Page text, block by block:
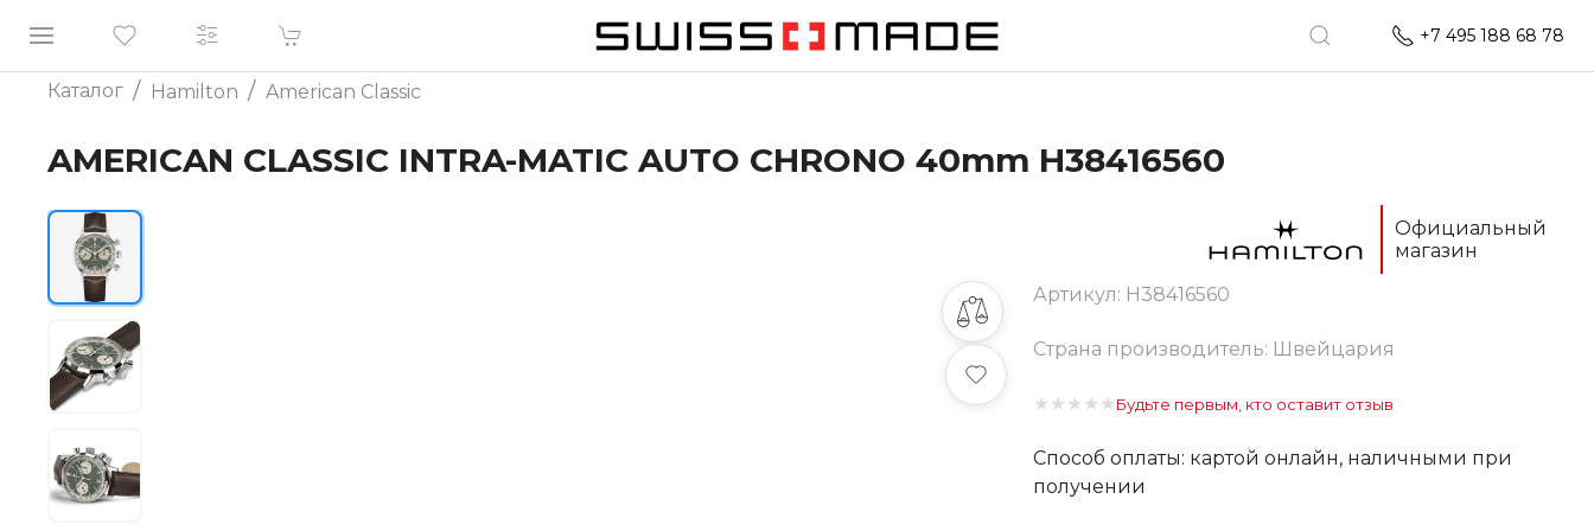
+7 495 188 68 78
Каталог / Hamilton / American Classic
AMERICAN CLASSIC INTRA-MATIC AUTO CHRONO 40mm H38416560
Официальный
магазин
Артикул: H38416560
Страна производитель: Швейцария
★ ★ ★ ★ ★Будьте первым, кто оставит отзыв
Способ оплаты: картой онлайн, наличными при
получении